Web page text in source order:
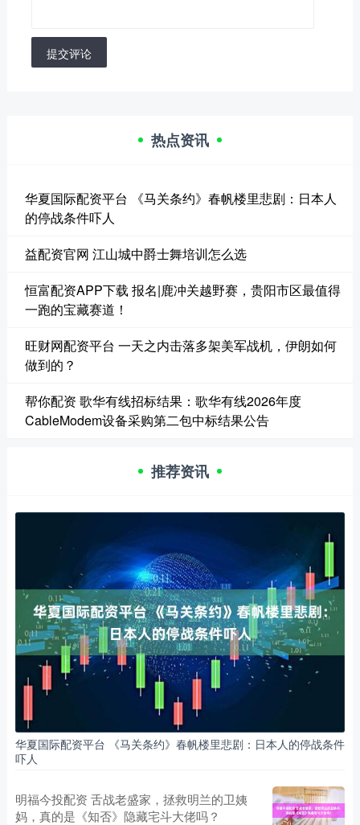
提交评论
热点资讯
华夏国际配资平台 《马关条约》春帆楼里悲剧：日本人
的停战条件吓人
益配资官网 江山城中爵士舞培训怎么选
恒富配资APP下载 报名|鹿冲关越野赛，贵阳市区最值得
一跑的宝藏赛道！
旺财网配资平台 一天之内击落多架美军战机，伊朗如何
做到的？
帮你配资 歌华有线招标结果：歌华有线2026年度
CableModem设备采购第二包中标结果公告
推荐资讯
华夏国际配资平台 《马关条约》春帆楼里悲剧：日本人的停战条件
吓人
明福今投配资 舌战老盛家，拯救明兰的卫姨
妈，真的是《知否》隐藏宅斗大佬吗？